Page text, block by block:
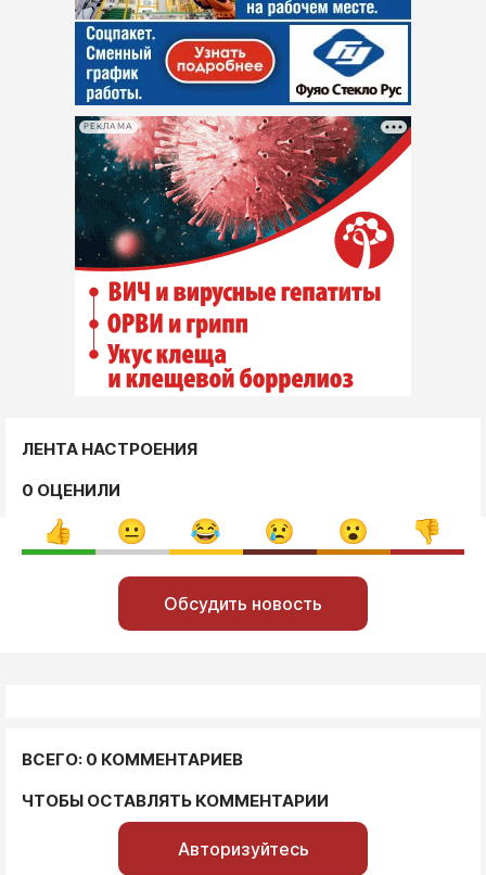
РЕКЛАМА
ЛЕНТА НАСТРОЕНИЯ
0 ОЦЕНИЛИ
Обсудить новость
ВСЕГО: 0 КОММЕНТАРИЕВ
ЧТОБЫ ОСТАВЛЯТЬ КОММЕНТАРИИ
Авторизуйтесь